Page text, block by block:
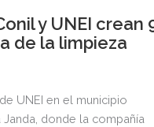
y UNEI crean
de la limpieza
UNEI en el municipio
donde la compañía